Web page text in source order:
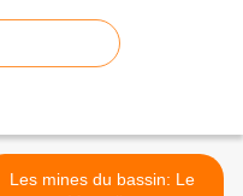
Les mines du bassin: Le